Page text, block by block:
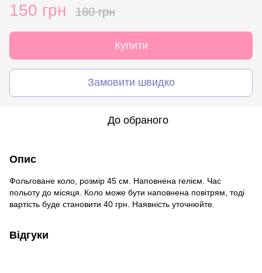
150 грн 180 грн
Купити
Замовити швидко
До обраного
Опис
Фольговане коло, розмір 45 см. Наповнена гелієм. Час
польоту до місяця. Коло може бути наповнена повітрям, тоді
вартість буде становити 40 грн. Наявність уточнюйте.
Відгуки